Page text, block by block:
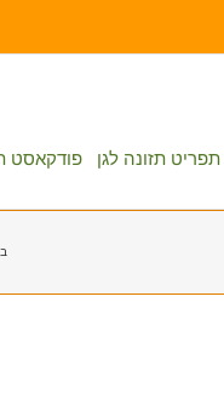
תפריט תזונה לגן פודקאסט